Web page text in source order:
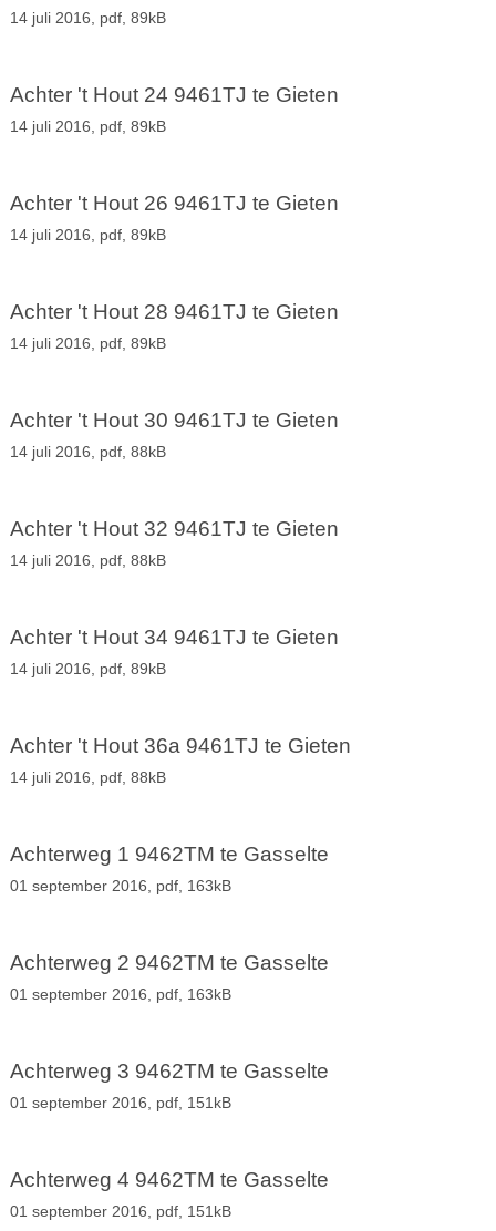
14 juli 2016, pdf, 89kB
Achter 't Hout 24 9461TJ te Gieten
14 juli 2016, pdf, 89kB
Achter 't Hout 26 9461TJ te Gieten
14 juli 2016, pdf, 89kB
Achter 't Hout 28 9461TJ te Gieten
14 juli 2016, pdf, 89kB
Achter 't Hout 30 9461TJ te Gieten
14 juli 2016, pdf, 88kB
Achter 't Hout 32 9461TJ te Gieten
14 juli 2016, pdf, 88kB
Achter 't Hout 34 9461TJ te Gieten
14 juli 2016, pdf, 89kB
Achter 't Hout 36a 9461TJ te Gieten
14 juli 2016, pdf, 88kB
Achterweg 1 9462TM te Gasselte
01 september 2016, pdf, 163kB
Achterweg 2 9462TM te Gasselte
01 september 2016, pdf, 163kB
Achterweg 3 9462TM te Gasselte
01 september 2016, pdf, 151kB
Achterweg 4 9462TM te Gasselte
01 september 2016, pdf, 151kB